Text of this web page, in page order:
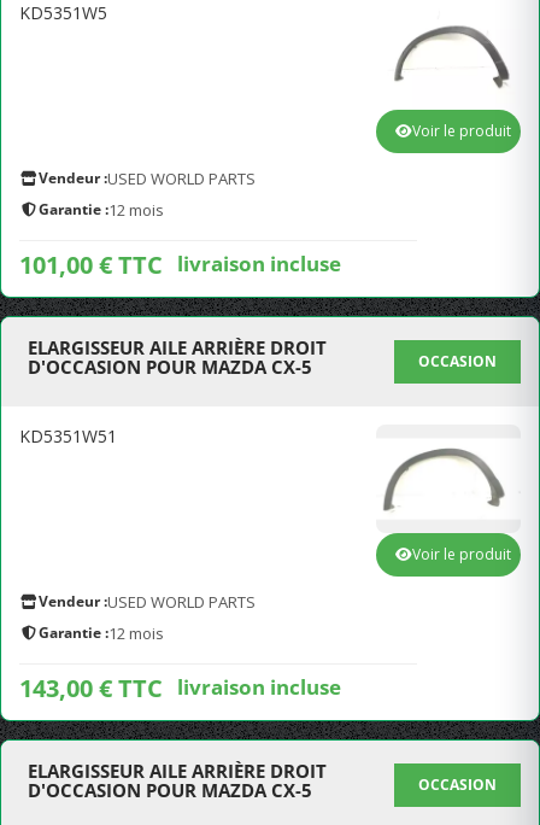
KD5351W5
Vendeur :USED WORLD PARTS
Garantie :12 mois
101,00 € TTC livraison incluse
Voir le produit
ELARGISSEUR AILE ARRIÈRE DROIT
D'OCCASION POUR MAZDA CX-5
OCCASION
KD5351W51
Vendeur :USED WORLD PARTS
Garantie :12 mois
143,00 € TTC livraison incluse
Voir le produit
ELARGISSEUR AILE ARRIÈRE DROIT
D'OCCASION POUR MAZDA CX-5
OCCASION